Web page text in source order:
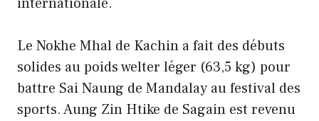
internationale.
Le Nokhe Mhal de Kachin a fait des débuts
solides au poids welter léger (63,5 kg) pour
battre Sai Naung de Mandalay au festival des
sports. Aung Zin Htike de Sagain est revenu